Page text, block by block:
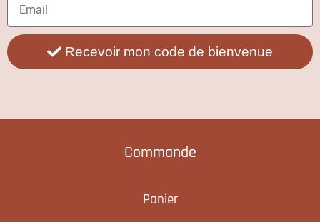
Recevoir mon code de bienvenue
Commande
Panier